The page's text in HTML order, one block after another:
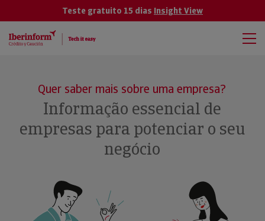
Teste gratuito 15 dias Insight View
Quer saber mais sobre uma empresa?
Informação essencial de
empresas para potenciar o seu
negócio